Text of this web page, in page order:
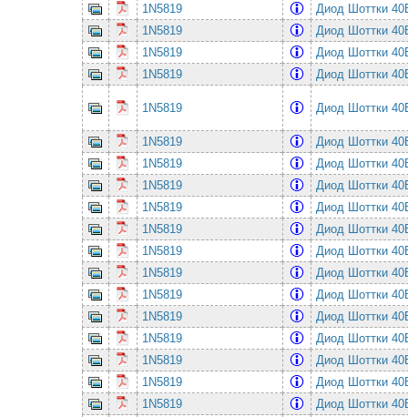
1N5819
Диод Шоттки
1N5819
Диод Шоттки
1N5819
Диод Шоттки
1N5819
Диод Шоттки
1N5819 Диод Шоттки
1N5819
Диод Шоттки
1N5819
Диод Шоттки
1N5819
Диод Шоттки
1N5819
Диод Шоттки
1N5819
Диод Шоттки
1N5819
Диод Шоттки
1N5819
Диод Шоттки
1N5819
Диод Шоттки
1N5819
Диод Шоттки
1N5819
Диод Шоттки
1N5819
Диод Шоттки
1N5819
Диод Шоттки
1N5819
Диод Шоттки